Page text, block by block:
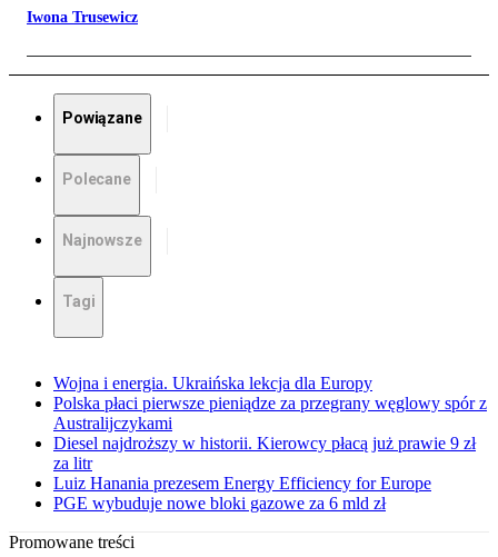
Iwona Trusewicz
Powiązane
Polecane
Najnowsze
Tagi
Wojna i energia. Ukraińska lekcja dla Europy
Polska płaci pierwsze pieniądze za przegrany węglowy spór z
Australijczykami
Diesel najdroższy w historii. Kierowcy płacą już prawie 9 zł
za litr
Luiz Hanania prezesem Energy Efficiency for Europe
PGE wybuduje nowe bloki gazowe za 6 mld zł
Promowane treści